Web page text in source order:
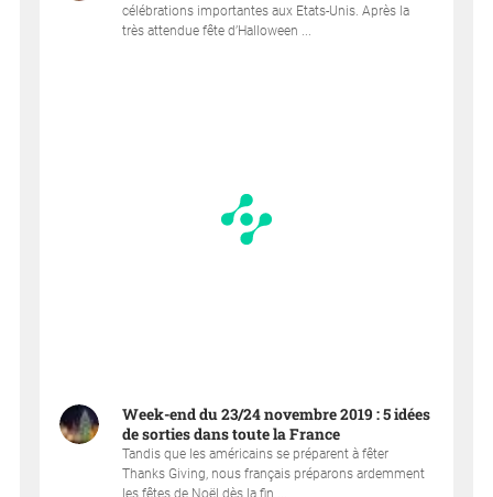
célébrations importantes aux Etats-Unis. Après la
très attendue fête d’Halloween ...
Week-end du 23/24 novembre 2019 : 5 idées
de sorties dans toute la France
Tandis que les américains se préparent à fêter
Thanks Giving, nous français préparons ardemment
les fêtes de Noël dès la fin ...